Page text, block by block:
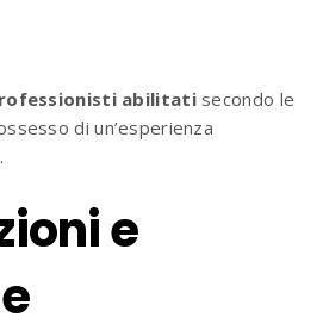
abilitatisecondo le
di un’esperienza
e